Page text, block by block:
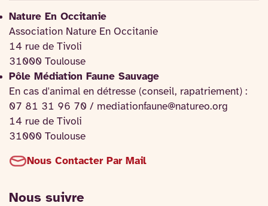
Nature En Occitanie
Association Nature En Occitanie
14 rue de Tivoli
31000 Toulouse
Pôle Médiation Faune Sauvage
En cas d'animal en détresse (conseil, rapatriement) :
07 81 31 96 70 / mediationfaune@natureo.org
14 rue de Tivoli
31000 Toulouse
Nous Contacter Par Mail
Nous suivre